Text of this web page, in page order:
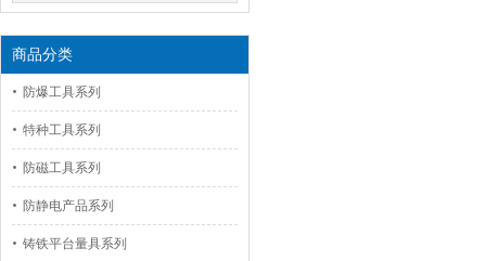
商品分类
防爆工具系列
特种工具系列
防磁工具系列
防静电产品系列
铸铁平台量具系列